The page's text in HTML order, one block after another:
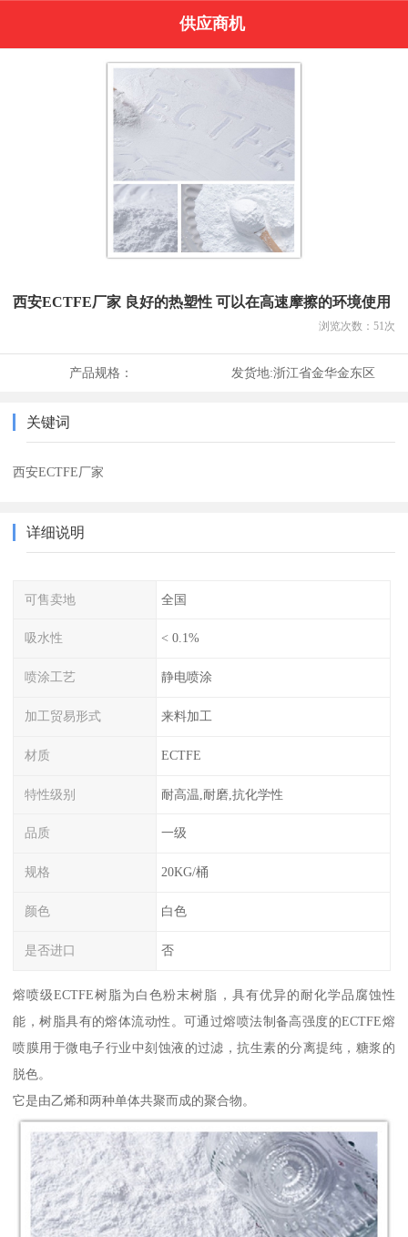
供应商机
西安ECTFE厂家 良好的热塑性 可以在高速摩擦的环境使用
浏览次数： 51 次
产品规格： 发货地:浙江省金华金东区
关键词
西安ECTFE厂家
详细说明
可售卖地 全国
吸水性 < 0.1%
喷涂工艺 静电喷涂
加工贸易形式 来料加工
材质 ECTFE
特性级别 耐高温,耐磨,抗化学性
品质 一级
规格 20KG/桶
颜色 白色
是否进口 否
熔喷级ECTFE树脂为白色粉末树脂，具有优异的耐化学品腐蚀性
能，树脂具有的熔体流动性。可通过熔喷法制备高强度的ECTFE熔
喷膜用于微电子行业中刻蚀液的过滤，抗生素的分离提纯，糖浆的
脱色。
它是由乙烯和两种单体共聚而成的聚合物。